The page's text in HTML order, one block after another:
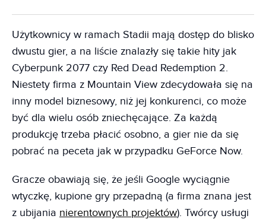
Użytkownicy w ramach Stadii mają dostęp do blisko
dwustu gier, a na liście znalazły się takie hity jak
Cyberpunk 2077 czy Red Dead Redemption 2.
Niestety firma z Mountain View zdecydowała się na
inny model biznesowy, niż jej konkurenci, co może
być dla wielu osób zniechęcające. Za każdą
produkcję trzeba płacić osobno, a gier nie da się
pobrać na peceta jak w przypadku GeForce Now.
Gracze obawiają się, że jeśli Google wyciągnie
wtyczkę, kupione gry przepadną (a firma znana jest
z ubijania nierentownych projektów). Twórcy usługi